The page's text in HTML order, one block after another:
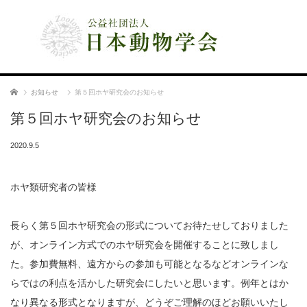
ホーム お知らせ 第５回ホヤ研究会のお知らせ
第５回ホヤ研究会のお知らせ
2020.9.5
ホヤ類研究者の皆様
長らく第５回ホヤ研究会の形式についてお待たせしておりました
が、オンライン方式でのホヤ研究会を開催することに致しまし
た。参加費無料、遠方からの参加も可能となるなどオンラインな
らではの利点を活かした研究会にしたいと思います。例年とはか
なり異なる形式となりますが、どうぞご理解のほどお願いいたし